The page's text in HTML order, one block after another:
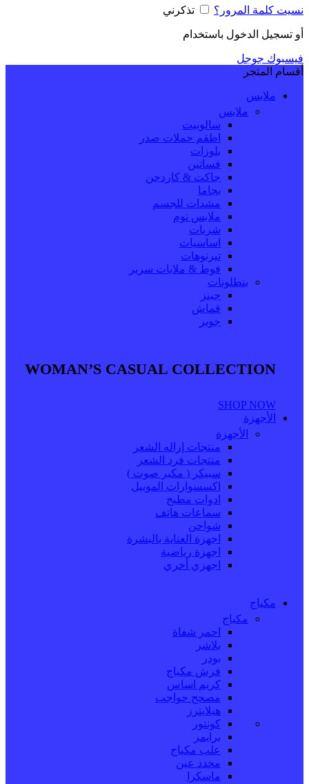
نسيت كلمة المرور؟ تذكرني
أو تسجيل الدخول باستخدام
فيسبوك جوجل
أقسام المتجر
ملابس
ملابس
سالوبيت
اطقم حملات صدر
بلوزات
فساتين
جاكت & كاردجن
بجاما
مشدات للجسم
ملابس نوم
شربات
اساسيات
تيرنوهات
فوط & ملايات سرير
بنطلونات
جينز
قماش
جوبر
WOMAN’S CASUAL COLLECTION
SHOP NOW
الأجهزة
الأجهزة
منتجات إزاله الشعر
منتجات فرد الشعر
سبيكر ( مكبر صوت )
اكسسوارات الموبيل
ادوات مطبخ
سماعات هاتف
شواحن
اجهزة العناية بالبشرة
اجهزة رياضية
اجهزي أخري
مكياج
مكياج
احمر شفاة
بلاشر
بودر
فرش مكياج
كريم اساس
مصحح حواجب
هيلايترز
كونتور
برايمر
علب مكياج
محدد عين
ماسكرا